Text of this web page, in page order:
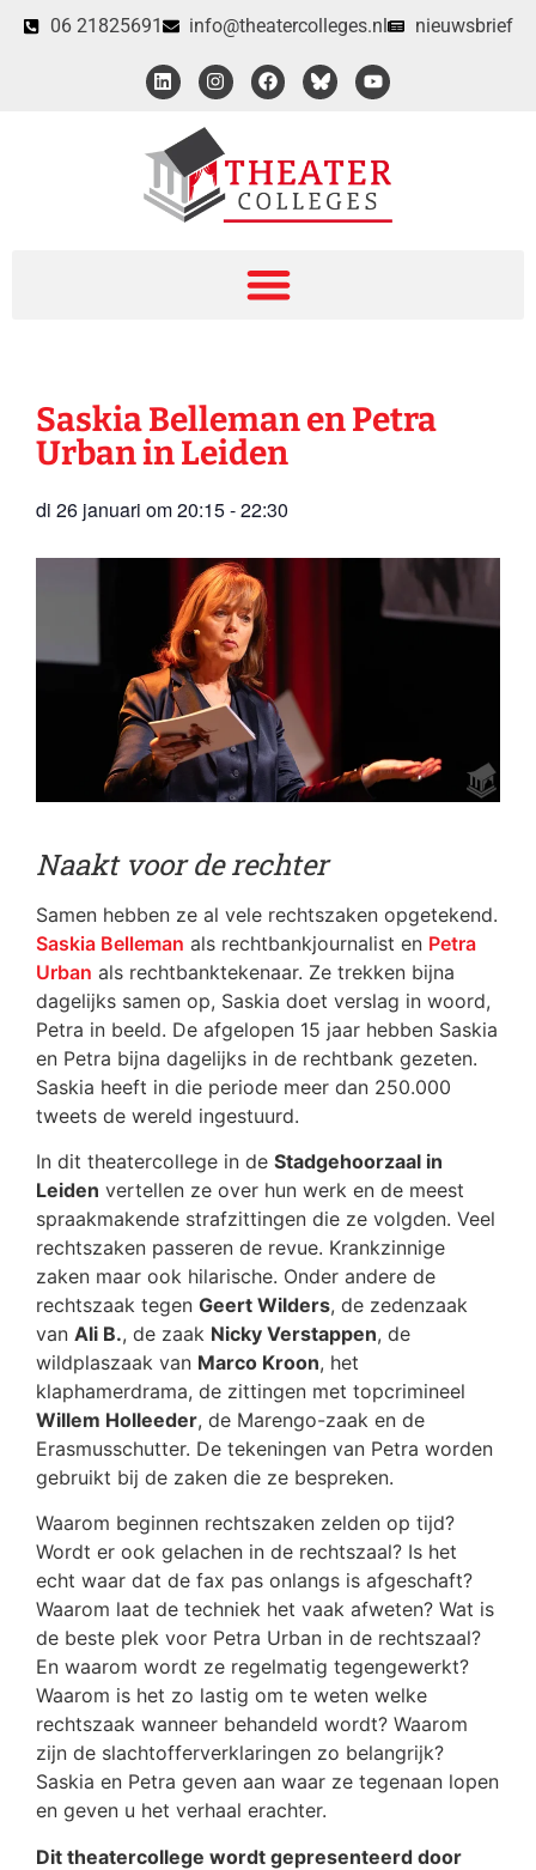
06 21825691 info@theatercolleges.nl nieuwsbrief
Saskia Belleman en Petra
Urban in Leiden
di 26 januari om20:15-22:30
Naakt voor de rechter
Samen hebben ze al vele rechtszaken opgetekend.
Saskia Belleman als rechtbankjournalist en Petra
Urban als rechtbanktekenaar. Ze trekken bijna
dagelijks samen op, Saskia doet verslag in woord,
Petra in beeld. De afgelopen 15 jaar hebben Saskia
en Petra bijna dagelijks in de rechtbank gezeten.
Saskia heeft in die periode meer dan 250.000
tweets de wereld ingestuurd.
In dit theatercollege in de Stadgehoorzaal in
Leiden vertellen ze over hun werk en de meest
spraakmakende strafzittingen die ze volgden. Veel
rechtszaken passeren de revue. Krankzinnige
zaken maar ook hilarische. Onder andere de
rechtszaak tegen Geert Wilders, de zedenzaak
van Ali B., de zaak Nicky Verstappen, de
wildplaszaak van Marco Kroon, het
klaphamerdrama, de zittingen met topcrimineel
Willem Holleeder, de Marengo-zaak en de
Erasmusschutter. De tekeningen van Petra worden
gebruikt bij de zaken die ze bespreken.
Waarom beginnen rechtszaken zelden op tijd?
Wordt er ook gelachen in de rechtszaal? Is het
echt waar dat de fax pas onlangs is afgeschaft?
Waarom laat de techniek het vaak afweten? Wat is
de beste plek voor Petra Urban in de rechtszaal?
En waarom wordt ze regelmatig tegengewerkt?
Waarom is het zo lastig om te weten welke
rechtszaak wanneer behandeld wordt? Waarom
zijn de slachtofferverklaringen zo belangrijk?
Saskia en Petra geven aan waar ze tegenaan lopen
en geven u het verhaal erachter.
Dit theatercollege wordt gepresenteerd door